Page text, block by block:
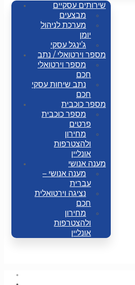
שירותים עסקיים
מבצעים
מערכת לניהול
יומן
ג’ינגל עסקי
מספר וירטואלי / נתב
מספר וירטואלי
חכם
נתב שיחות עסקי
חכם
מספר כוכבית
מספר כוכבית
פרטים
מחירון
ולהצטרפות
אונליין
מענה אנושי
מענה אנושי –
עברית
נציגה וירטואלית
חכם
מחירון
ולהצטרפות
אונליין